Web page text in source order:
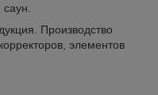
Производство
элементов